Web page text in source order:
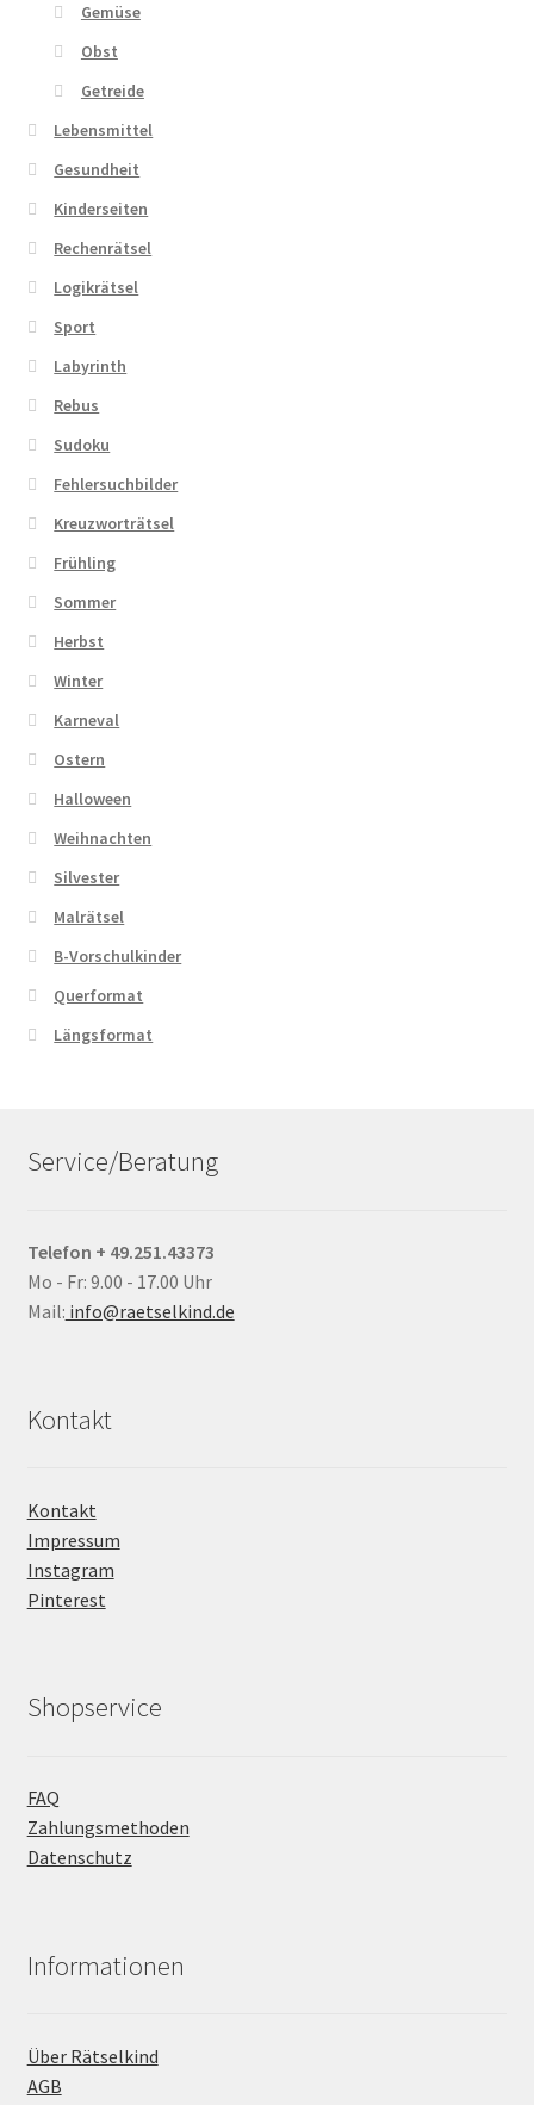
Gemüse
Obst
Getreide
Lebensmittel
Gesundheit
Kinderseiten
Rechenrätsel
Logikrätsel
Sport
Labyrinth
Rebus
Sudoku
Fehlersuchbilder
Kreuzworträtsel
Frühling
Sommer
Herbst
Winter
Karneval
Ostern
Halloween
Weihnachten
Silvester
Malrätsel
B-Vorschulkinder
Querformat
Längsformat
Service/Beratung
Telefon + 49.251.43373
Mo - Fr: 9.00 - 17.00 Uhr
Mail: info@raetselkind.de
Kontakt
Kontakt
Impressum
Instagram
Pinterest
Shopservice
FAQ
Zahlungsmethoden
Datenschutz
Informationen
Über Rätselkind
AGB